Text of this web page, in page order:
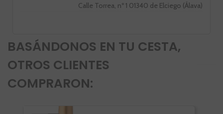
Calle Torrea, nº 1 01340 de Elciego (Álava)
BASÁNDONOS EN TU CESTA,
OTROS CLIENTES
COMPRARON: